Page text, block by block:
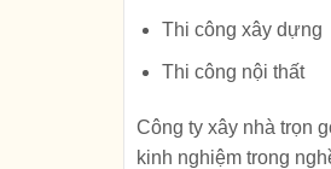
Thi công xây dựng
Thi công nội thất
Công ty xây nhà trọn
kinh nghiệm trong